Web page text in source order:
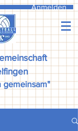
Anmelden
gemeinsam"